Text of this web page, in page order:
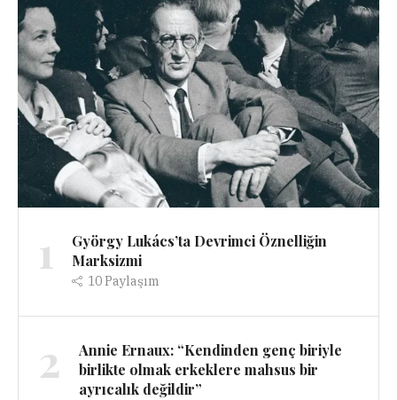
1
György Lukács’ta Devrimci Öznelliğin
Marksizmi
10Paylaşım
2
Annie Ernaux: “Kendinden genç biriyle
birlikte olmak erkeklere mahsus bir
ayrıcalık değildir”